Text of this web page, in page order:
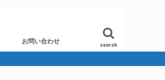
search
お問い合わせ